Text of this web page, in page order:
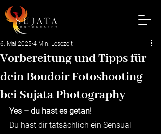
Vorbereitung und Tipps für
dein Boudoir Fotoshooting
bei Sujata Photography
6. Mai 2025 4 Min. Lesezeit
Yes – du hast es getan!
Du hast dir tatsächlich ein Sensual